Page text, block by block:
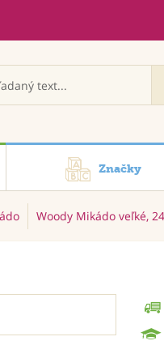
Značky
Woody Mikádo veľké,